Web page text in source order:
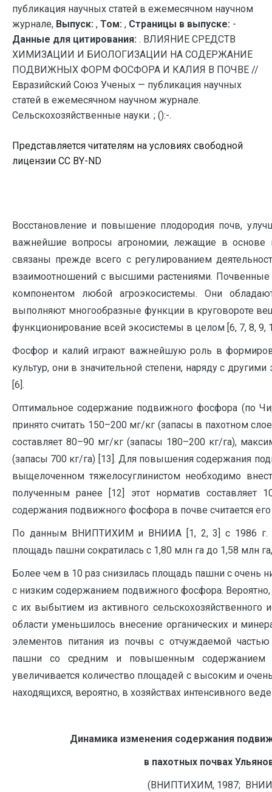
публикация научных статей в ежемесячном научном
журнале, Выпуск: , Том: , Страницы в выпуске: -
Данные для цитирования: . ВЛИЯНИЕ СРЕДСТВ
ХИМИЗАЦИИ И БИОЛОГИЗАЦИИ НА СОДЕРЖАНИЕ
ПОДВИЖНЫХ ФОРМ ФОСФОРА И КАЛИЯ В ПОЧВЕ //
Евразийский Союз Ученых — публикация научных
статей в ежемесячном научном журнале.
Сельскохозяйственные науки. ; ():-.
Представляется читателям на условиях свободной
лицензии CC BY-ND
Восстановление и повышение плодородия почв,
важнейшие вопросы агрономии, лежащие в основе
связаны прежде всего с регулированием
взаимоотношений с высшими растениями.
компонентом любой агроэкосистемы. Они
выполняют многообразные функции в круговороте
функционирование всей экосистемы в целом [6, 7, 8, 9,
Фосфор и калий играют важнейшую роль в
культур, они в значительной степени, наряду с
[6].
Оптимальное содержание подвижного фосфора (по
принято считать 150–200 мг/кг (запасы в пахотном
составляет 80–90 мг/кг (запасы 180–200 кг/га),
(запасы 700 кг/га) [13]. Для повышения содержания
выщелоченном тяжелосуглинистом необходимо
полученным ранее [12] этот норматив составляет
содержания подвижного фосфора в почве считается
По данным ВНИПТИХИМ и ВНИИА [1, 2, 3] с 1986 г.
площадь пашни сократилась с 1,80 млн га до 1,58 млн
Более чем в 10 раз снизилась площадь пашни с очень
с низким содержанием подвижного фосфора.
с их выбытием из активного сельскохозяйственного
области уменьшилось внесение органических и
элементов питания из почвы с отчуждаемой
пашни со средним и повышенным
увеличивается количество площадей с высоким и
находящихся, вероятно, в хозяйствах интенсивного
Динамика изменения содержания
в пахотных почвах
(ВНИПТИХИМ, 1987;